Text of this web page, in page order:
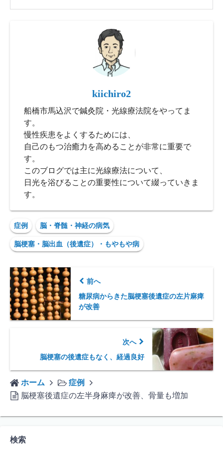
kiichiro2
船橋市馬込沢で鍼灸院・光線療法院をやってま
す。
慢性疾患をよくするためには、
自己のもつ治癒力を高めることが非常に重要で
す。
このブログでは主に光線療法について、
日光を浴びることの重要性について綴っていきま
す。
症例 脳・脊髄・神経の病気
脳梗塞・脳出血（後遺症）・もやもや病
前へ
糖尿病からきた脳梗塞後遺症の左片麻痺
が改善
次へ
脳梗塞の後遺症もなく、経過良好
ホーム
症例
脳梗塞後遺症の左半身麻痺が改善、骨量も増加
検索